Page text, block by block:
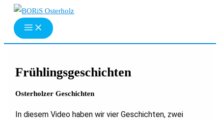
Zum
Inhalt
springen
Frühlingsgeschichten
Osterholzer Geschichten
In diesem Video haben wir vier Geschichten, zwei